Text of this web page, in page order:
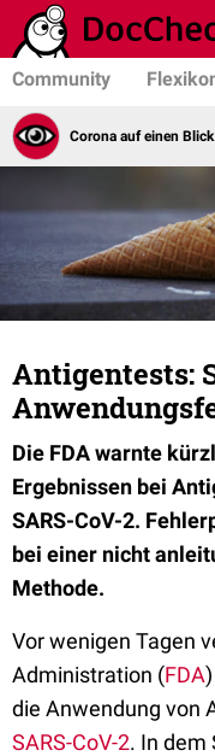
Community
Corona auf einen Blick
Antigentests:
Die FDA warnte
Ergebnissen bei
SARS-CoV-2.
bei einer nicht
Methode.
Vor wenigen Tagen
Administration (FDA
die Anwendung von
SARS-CoV-2. In dem